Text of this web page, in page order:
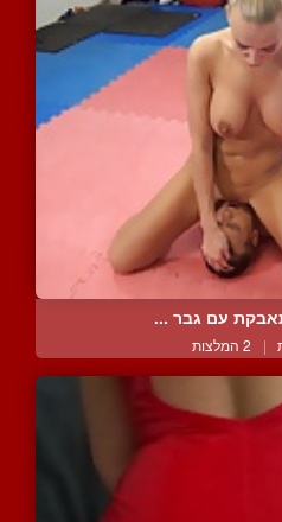
עם גבר ...
| 2 המלצות